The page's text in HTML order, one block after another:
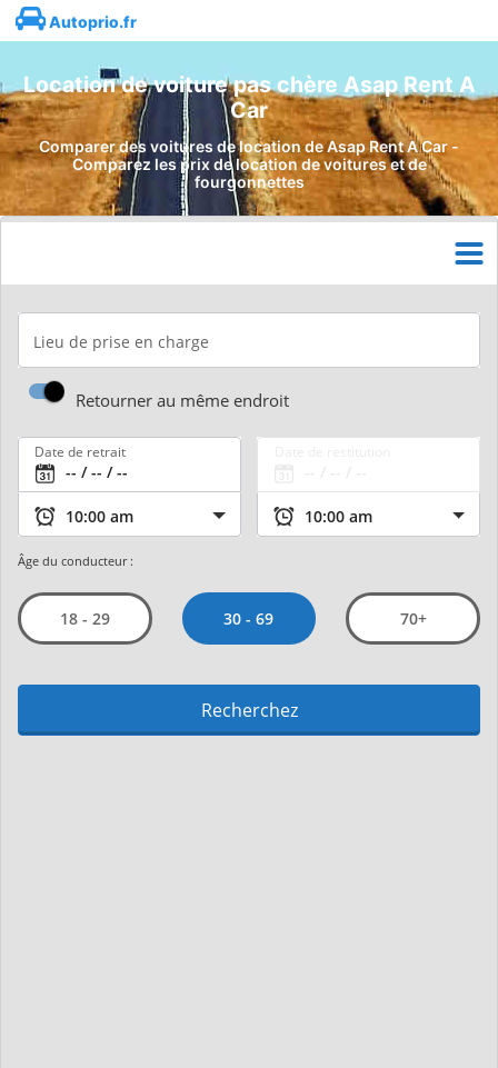
Autoprio.fr
Location de voiture pas chère Asap Rent A
Car
Comparer des voitures de location de Asap Rent A Car -
Comparez les prix de location de voitures et de
fourgonnettes
Lieu de prise en charge
Retourner au même endroit
Date de retrait
Âge du conducteur :
18 - 29 30 - 69 70+
Recherchez